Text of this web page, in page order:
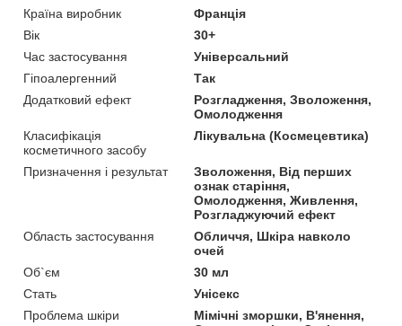
Країна виробник
Франція
Вік
30+
Час застосування
Універсальний
Гіпоалергенний
Так
Додатковий ефект
Розгладження, Зволоження,
Омолодження
Класифікація
косметичного засобу
Лікувальна (Космецевтика)
Призначення і результат
Зволоження, Від перших
ознак старіння,
Омолодження, Живлення,
Розгладжуючий ефект
Область застосування
Обличчя, Шкіра навколо
очей
Об`єм
30 мл
Стать
Унісекс
Проблема шкіри
Мімічні зморшки, В'янення,